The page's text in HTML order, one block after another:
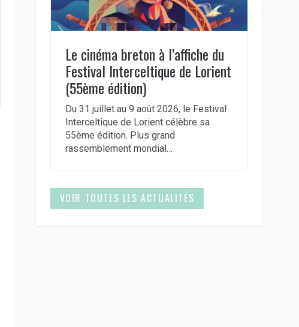
Le cinéma breton à l’affiche du
Festival Interceltique de Lorient
(55ème édition)
Du 31 juillet au 9 août 2026, le Festival
Interceltique de Lorient célèbre sa
55ème édition. Plus grand
rassemblement mondial…
VOIR TOUTES LES ACTUALITÉS